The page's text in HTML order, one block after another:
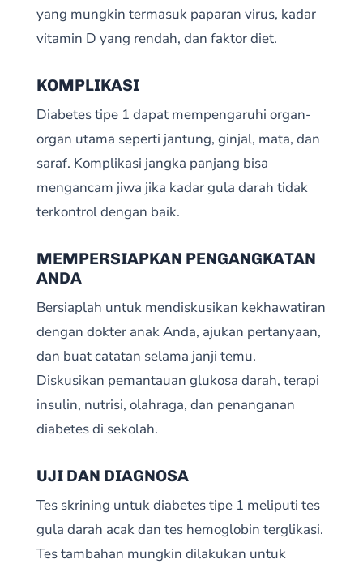
yang mungkin termasuk paparan virus, kadar
vitamin D yang rendah, dan faktor diet.
KOMPLIKASI
Diabetes tipe 1 dapat mempengaruhi organ-
organ utama seperti jantung, ginjal, mata, dan
saraf. Komplikasi jangka panjang bisa
mengancam jiwa jika kadar gula darah tidak
terkontrol dengan baik.
MEMPERSIAPKAN PENGANGKATAN
ANDA
Bersiaplah untuk mendiskusikan kekhawatiran
dengan dokter anak Anda, ajukan pertanyaan,
dan buat catatan selama janji temu.
Diskusikan pemantauan glukosa darah, terapi
insulin, nutrisi, olahraga, dan penanganan
diabetes di sekolah.
UJI DAN DIAGNOSA
Tes skrining untuk diabetes tipe 1 meliputi tes
gula darah acak dan tes hemoglobin terglikasi.
Tes tambahan mungkin dilakukan untuk